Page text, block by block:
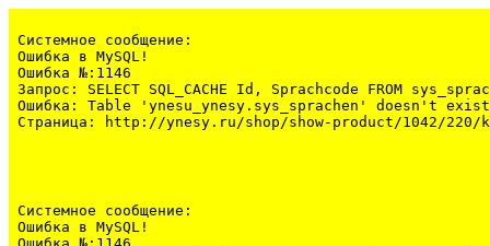
Системное сообщение:
Ошибка в MySQL!
Ошибка №:1146
Запрос: SELECT SQL_CACHE Id, Sprachcode FROM
Ошибка: Table 'ynesu_ynesy.sys_sprachen' doesn't exist
Страница: http://ynesy.ru/shop/show-product/1042/
Системное сообщение:
Ошибка в MySQL!